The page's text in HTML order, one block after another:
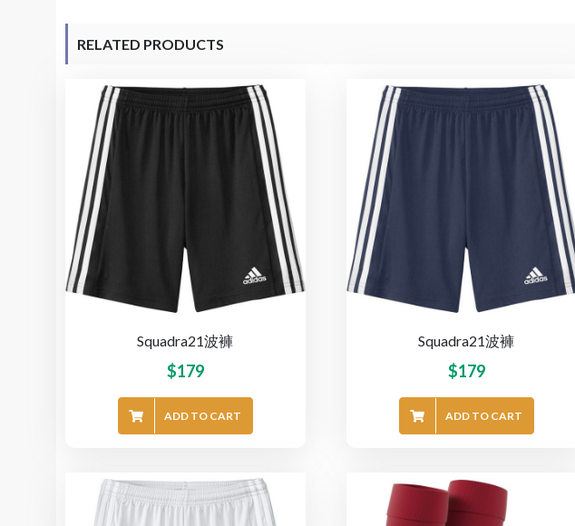
RELATED PRODUCTS
Squadra21波褲
$179
ADD TO CART
Squadra21波褲
$179
ADD TO CART